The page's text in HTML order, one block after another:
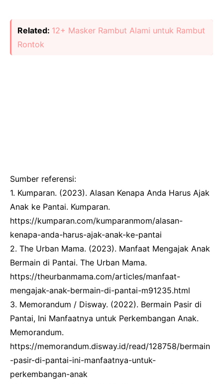
Related: 12+ Masker Rambut Alami untuk Rambut
Rontok
Sumber referensi:
1. Kumparan. (2023). Alasan Kenapa Anda Harus Ajak
Anak ke Pantai. Kumparan.
https://kumparan.com/kumparanmom/alasan-
kenapa-anda-harus-ajak-anak-ke-pantai
2. The Urban Mama. (2023). Manfaat Mengajak Anak
Bermain di Pantai. The Urban Mama.
https://theurbanmama.com/articles/manfaat-
mengajak-anak-bermain-di-pantai-m91235.html
3. Memorandum / Disway. (2022). Bermain Pasir di
Pantai, Ini Manfaatnya untuk Perkembangan Anak.
Memorandum.
https://memorandum.disway.id/read/128758/bermain
-pasir-di-pantai-ini-manfaatnya-untuk-
perkembangan-anak